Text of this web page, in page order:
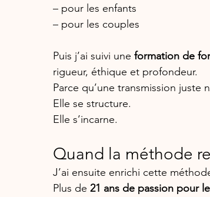
– pour les enfants
– pour les couples
Puis j’ai suivi une formation de
rigueur, éthique et profondeur.
Parce qu’une transmission juste
Elle se structure.
Elle s’incarne.
Quand la méthode
J’ai ensuite enrichi cette
Plus de 21 ans de passion pour